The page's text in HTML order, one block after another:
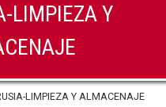
LIMPIEZA Y
LIMPIEZA Y ALMACENAJE